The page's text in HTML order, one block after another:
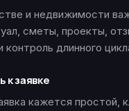
и недвижимости
сметы, проекты,
контроль длинного
к заявке
кажется простой,